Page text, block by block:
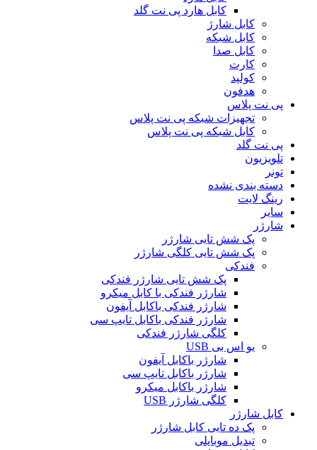
کابل هارد پی نت گلد
کابل شارژ
کابل شبکه
کابل صدا
کارت
کولپد
هدفون
پی نت پلاس
تجهیزات شبکه پی نت پلاس
کابل شبکه پی نت پلاس
پی نت گلد
تلویزیون
تونر
دسته بندی نشده
رینگ لایت
سایر
شارژر
پک شش تایی شارژر
پک شش تایی کلگی شارژر
فندکی
پک شش تایی شارژر فندکی
شارژر فندکی با کابل میکرو
شارژر فندکی باکابل آیفون
شارژر فندکی باکابل تایپ سی
کلگی شارژر فندکی
یو اس بی USB
شارژر باکابل آیفون
شارژر باکابل تایپ سی
شارژر باکابل میکرو
کلگی شارژر USB
کابل شارژر
پک ده تایی کابل شارژر
تبدیل موبایلی